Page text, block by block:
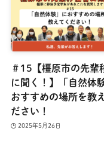
＃15【橿原市の先輩
に聞く！】「自然体
おすすめの場所を教
ださい！
2025年5月26日